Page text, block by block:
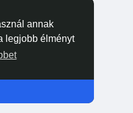
annak
legjobb élményt